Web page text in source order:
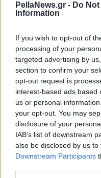
PellaNews.gr - Do
Information
If you wish to opt-out of
processing of your
targeted advertising by
section to confirm your
opt-out request is
interest-based ads based
us or personal
your opt-out. You may
disclosure of your
IAB’s list of downstream
also be disclosed by us
Downstream Participants
ygeiamou